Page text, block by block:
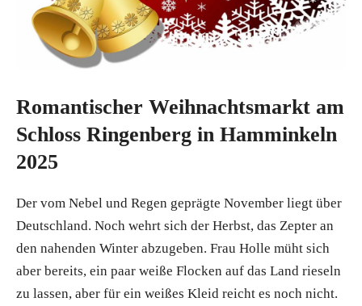
Romantischer Weihnachtsmarkt am
Schloss Ringenberg in Hamminkeln
2025
Der vom Nebel und Regen geprägte November liegt über
Deutschland. Noch wehrt sich der Herbst, das Zepter an
den nahenden Winter abzugeben. Frau Holle müht sich
aber bereits, ein paar weiße Flocken auf das Land rieseln
zu lassen, aber für ein weißes Kleid reicht es noch nicht.